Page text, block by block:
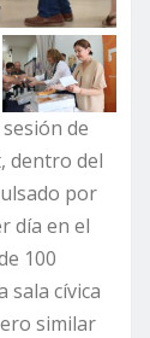
de
dentro del
por
día en el
100
sala cívica
similar